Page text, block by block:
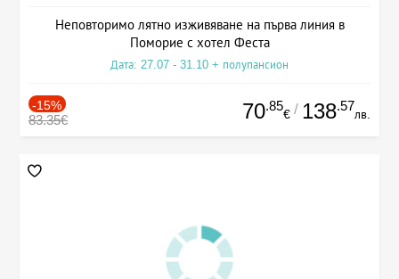
Неповторимо лятно изживяване на първа линия в
Поморие с хотел Феста
Дата: 27.07 - 31.10 + полупансион
-15%
83.35€ 70.85
€ / 138.57
лв.